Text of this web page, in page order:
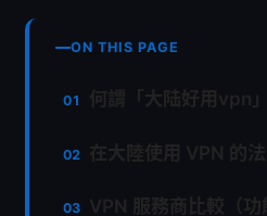
ON THIS PAGE